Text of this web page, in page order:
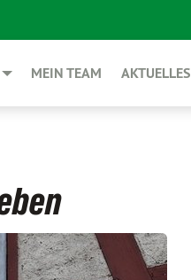
MEIN TEAM AKTUELLES